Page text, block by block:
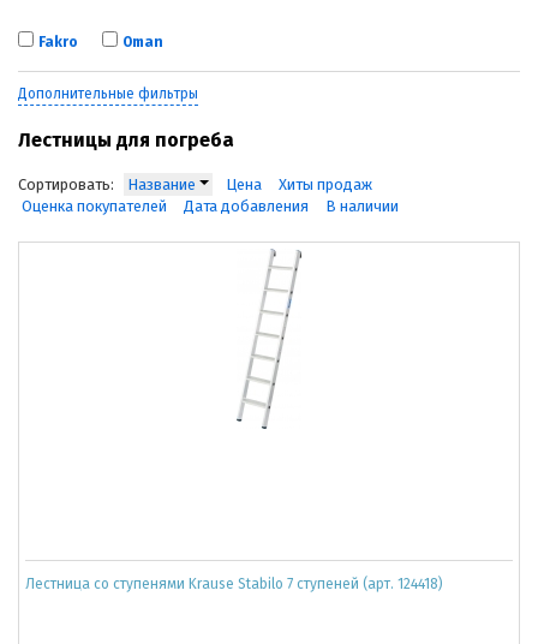
Fakro Oman
Дополнительные фильтры
Лестницы для погреба
Сортировать: Название Цена
Хиты продаж
Оценка покупателей
Дата добавления В наличии
Лестница со ступенями Krause Stabilo 7 ступеней (арт. 124418)